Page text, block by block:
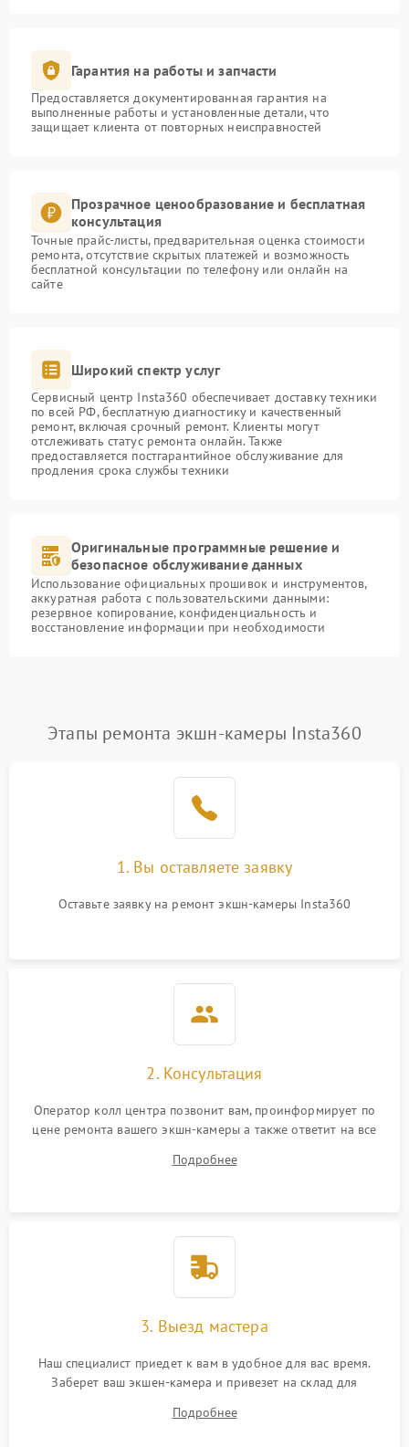
Гарантия на работы и запчасти
Предоставляется документированная гарантия на
выполненные работы и установленные детали, что
защищает клиента от повторных неисправностей
Прозрачное ценообразование и бесплатная
консультация
Точные прайс-листы, предварительная оценка стоимости
ремонта, отсутствие скрытых платежей и возможность
бесплатной консультации по телефону или онлайн на
сайте
Широкий спектр услуг
Сервисный центр Insta360 обеспечивает доставку техники
по всей РФ, бесплатную диагностику и качественный
ремонт, включая срочный ремонт. Клиенты могут
отслеживать статус ремонта онлайн. Также
предоставляется постгарантийное обслуживание для
продления срока службы техники
Оригинальные программные решение и
безопасное обслуживание данных
Использование официальных прошивок и инструментов,
аккуратная работа с пользовательскими данными:
резервное копирование, конфиденциальность и
восстановление информации при необходимости
Этапы ремонта экшн-камеры Insta360
1. Вы оставляете заявку
Оставьте заявку на ремонт экшн-камеры Insta360
2. Консультация
Оператор колл центра позвонит вам, проинформирует по
цене ремонта вашего экшн-камеры а также ответит на все
Подробнее
3. Выезд мастера
Наш специалист приедет к вам в удобное для вас время.
Заберет ваш экшен-камера и привезет на склад для
Подробнее